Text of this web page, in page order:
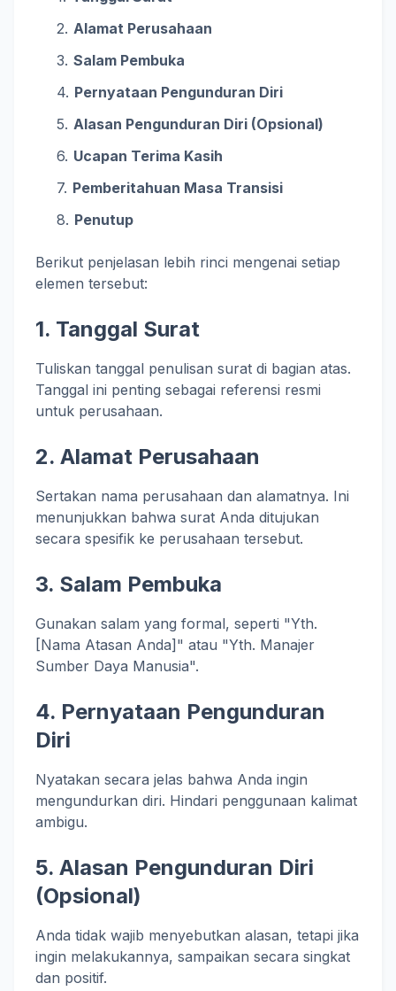
Alamat Perusahaan
Salam Pembuka
Pernyataan Pengunduran Diri
Alasan Pengunduran Diri (Opsional)
Ucapan Terima Kasih
Pemberitahuan Masa Transisi
Penutup
Berikut penjelasan lebih rinci mengenai setiap
elemen tersebut:
1. Tanggal Surat
Tuliskan tanggal penulisan surat di bagian atas.
Tanggal ini penting sebagai referensi resmi
untuk perusahaan.
2. Alamat Perusahaan
Sertakan nama perusahaan dan alamatnya. Ini
menunjukkan bahwa surat Anda ditujukan
secara spesifik ke perusahaan tersebut.
3. Salam Pembuka
Gunakan salam yang formal, seperti "Yth.
[Nama Atasan Anda]" atau "Yth. Manajer
Sumber Daya Manusia".
4. Pernyataan Pengunduran
Diri
Nyatakan secara jelas bahwa Anda ingin
mengundurkan diri. Hindari penggunaan kalimat
ambigu.
5. Alasan Pengunduran Diri
(Opsional)
Anda tidak wajib menyebutkan alasan, tetapi jika
ingin melakukannya, sampaikan secara singkat
dan positif.